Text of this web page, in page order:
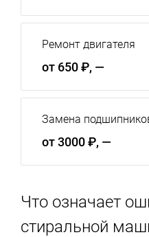
Ремонт двигателя
от 650 ₽, —
Замена
от 3000 ₽, —
Что означает
стиральной